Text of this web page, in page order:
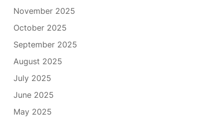
November 2025
October 2025
September 2025
August 2025
July 2025
June 2025
May 2025